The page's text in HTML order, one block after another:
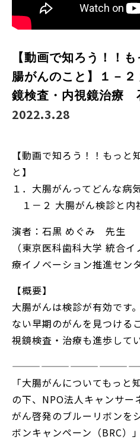
【動画で知ろう！！
腸がんのこと】１－
鏡検査・内視鏡治療
2022.3.28
【動画で知ろう！！もっと
と】
１．大腸がんってどんな病
１－２ 大腸がん検診と内
演者：石黒 めぐみ 先生
（東京医科歯科大学 統合
療イノベーション推進セン
【概要】
大腸がんは検診が有効です
ない早期のがんを見つける
視鏡検査・治療も進歩してい
「大腸がんについてもっと
の下、NPO法人キャンサー
がん啓発のブルーリボンを
ボンキャンペーン（BRC）